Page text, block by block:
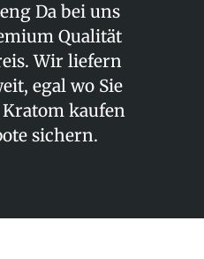
Da bei uns
Qualität
Wir liefern
egal wo Sie
Kratom kaufen
sichern.